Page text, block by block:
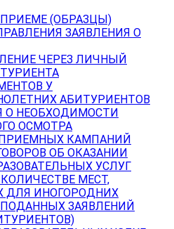
(ОБРАЗЦЫ)
ЗАЯВЛЕНИЯ О
ЧЕРЕЗ ЛИЧНЫЙ
У
АБИТУРИЕНТОВ
О НЕОБХОДИМОСТИ
ОСМОТРА
КАМПАНИЙ
ОБ ОКАЗАНИИ
УСЛУГ
МЕСТ,
ДЛЯ ИНОГОРОДНИХ
ЗАЯВЛЕНИЙ